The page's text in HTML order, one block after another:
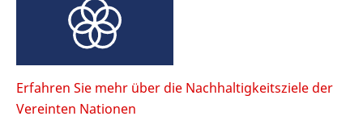
Erfahren Sie mehr über die Nachhaltigkeitsziele der
Vereinten Nationen